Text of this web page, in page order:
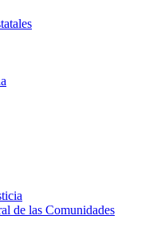
de las Comunidades